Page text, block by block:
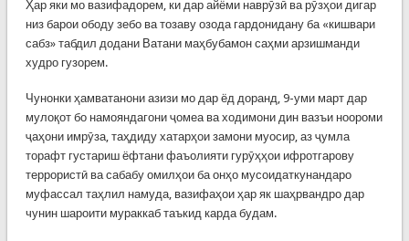
Ҳар яки мо вазифадорем, ки дар айёми наврӯзӣ ва рӯзҳои дигар
низ барои ободу зебо ва тозаву озода гардонидану ба «кишвари
сабз» табдил додани Ватани маҳбубамон саҳми арзишманди
худро гузорем.
Чунонки ҳамватанони азизи мо дар ёд доранд, 9-уми март дар
мулоқот бо намояндагони ҷомеа ва ходимони дин вазъи ноороми
ҷаҳони имрӯза, таҳдиду хатарҳои замони муосир, аз ҷумла
торафт густариш ёфтани фаъолияти гурӯҳҳои ифротгарову
террористӣ ва сабабу омилҳои ба онҳо мусоидаткунандаро
муфассал таҳлил намуда, вазифаҳои ҳар як шаҳрвандро дар
чунин шароити мураккаб таъкид карда будам.